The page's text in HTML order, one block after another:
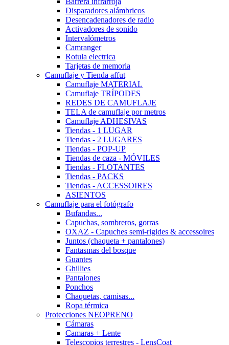
Disparadores alámbricos
Desencadenadores de radio
Activadores de sonido
Intervalómetros
Camranger
Rotula electrica
Tarjetas de memoria
Camuflaje y Tienda affut
Camuflaje MATERIAL
Camuflaje TRÍPODES
REDES DE CAMUFLAJE
TELA de camuflaje por metros
Camuflaje ADHESIVAS
Tiendas - 1 LUGAR
Tiendas - 2 LUGARES
Tiendas - POP-UP
Tiendas de caza - MÓVILES
Tiendas - FLOTANTES
Tiendas - PACKS
Tiendas - ACCESSOIRES
ASIENTOS
Camuflaje para el fotógrafo
Bufandas...
Capuchas, sombreros, gorras
OXAZ - Capuches semi-rigides & accessoires
Juntos (chaqueta + pantalones)
Fantasmas del bosque
Guantes
Ghillies
Pantalones
Ponchos
Chaquetas, camisas...
Ropa térmica
Protecciones NEOPRENO
Cámaras
Camaras + Lente
Telescopios terrestres - LensCoat